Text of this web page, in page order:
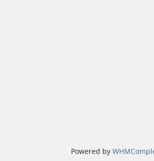
Powered by